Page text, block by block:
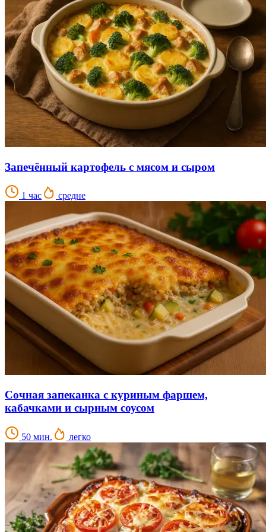
Запечённый картофель с мясом и сыром
1 час средне
Сочная запеканка с куриным фаршем,
кабачками и сырным соусом
50 мин. легко